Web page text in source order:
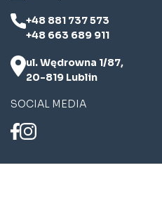
+48 881 737 573
+48 663 689 911
ul. Wędrowna 1/87,
20-819 Lublin
SOCIAL MEDIA